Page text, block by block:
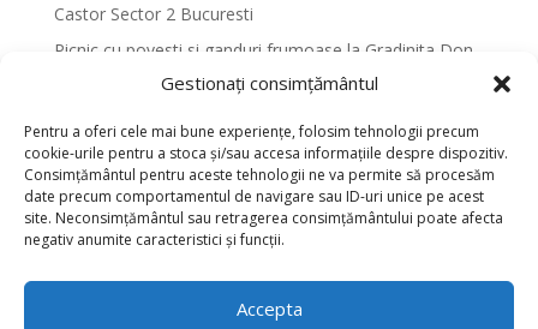
Gestionați consimțământul
Pentru a oferi cele mai bune experiențe, folosim tehnologii precum
cookie-urile pentru a stoca și/sau accesa informațiile despre dispozitiv.
Consimțământul pentru aceste tehnologii ne va permite să procesăm
date precum comportamentul de navigare sau ID-uri unice pe acest
site. Neconsimțământul sau retragerea consimțământului poate afecta
negativ anumite caracteristici și funcții.
Accepta
Castor Sector 2 Bucuresti
Picnic cu povesti si ganduri frumoase la Gradinita Don
Castor Sector 2 Bucuresti
Bucuresti
Activitati senzoriale creative pentru dezvoltarea
armonioasa a copiilor la Gradinita Don Castor Sector 2
Bucuresti